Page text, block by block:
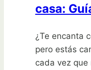
casa:
¿Te encanta
pero estás
cada vez que